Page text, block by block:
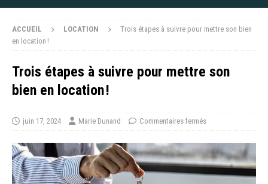
ACCUEIL LOCATION
Trois étapes à suivre pour mettre son bien
en location !
Trois étapes à suivre pour mettre son
bien en location !
juin 17, 2024 Marie Dunand Commentaires fermés